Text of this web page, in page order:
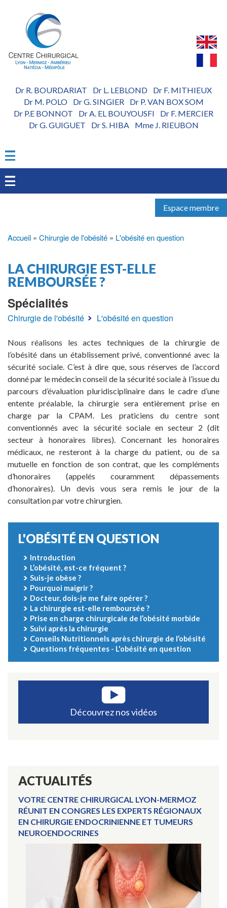
Dr R. BOURDARIAT Dr L. LEBLOND
Dr F. MITHIEUX
Dr M. POLO- Dr G. SINGIER- Dr P. VAN BOX SOM
Dr P.E BONNOT
Dr A. EL BOUYOUSFI
Dr F. MERCIER
Dr G. GUIGUET
Dr S. HIBA- Mme J. RIEUBON
Espace membre
d'Ariane
Accueil Chirurgie de l'obésité L'obésité en question
LA CHIRURGIE EST-ELLE
REMBOURSÉE ?
Spécialités
Chirurgie de l'obésité L'obésité en question
Nous réalisons les actes techniques de la chirurgie de
l’obésité dans un établissement privé, conventionné avec la
sécurité sociale. C’est à dire que, sous réserves de l’accord
donné par le médecin conseil de la sécurité sociale à l’issue du
parcours d’évaluation pluridisciplinaire dans le cadre d’une
entente préalable, la chirurgie sera entièrement prise en
charge par la CPAM. Les praticiens du centre sont
conventionnés avec la sécurité sociale en secteur 2 (dit
secteur à honoraires libres). Concernant les honoraires
médicaux, ne resteront à la charge du patient, ou de sa
mutuelle en fonction de son contrat, que les compléments
d’honoraires (appelés couramment dépassements
d’honoraires). Un devis vous sera remis le jour de la
consultation par votre chirurgien.
L'OBÉSITÉ EN QUESTION
Introduction
L’obésité, est-ce fréquent ?
Suis-je obèse ?
Pourquoi maigrir ?
Docteur, dois-je me faire opérer ?
La chirurgie est-elle remboursée ?
Prise en charge chirurgicale de l’obésité morbide
Suivi après la chirurgie
Conseils Nutritionnels après chirurgie de l’obésité
Questions fréquentes - L'obésité en question
Découvrez nos vidéos
ACTUALITÉS
VOTRE CENTRE CHIRURGICAL LYON-MERMOZ
RÉUNIT EN CONGRES LES EXPERTS RÉGIONAUX
EN CHIRURGIE ENDOCRINIENNE ET TUMEURS
NEUROENDOCRINES